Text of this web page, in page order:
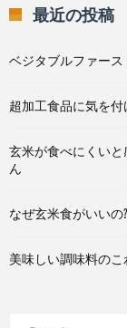
最近の投稿
ベジタブルファー
超加工食品に気を付
玄米が食べにくい
ん
なぜ玄米食がいいの
美味しい調味料のこ